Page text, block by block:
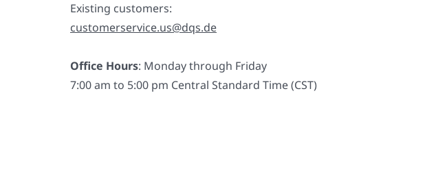
Existing customers:
customerservice.us@dqs.de
Office Hours: Monday through Friday
7:00 am to 5:00 pm Central Standard Time (CST)